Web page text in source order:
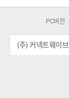
PC버전
(주) 커넥트웨이브